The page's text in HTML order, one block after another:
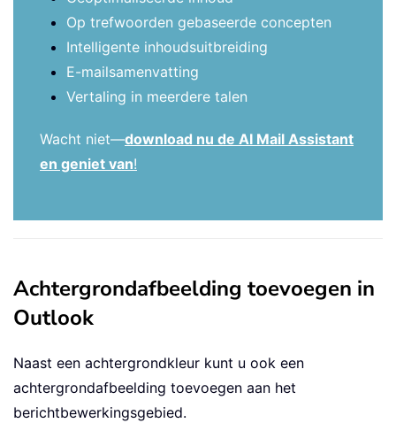
Op trefwoorden gebaseerde concepten
Intelligente inhoudsuitbreiding
E-mailsamenvatting
Vertaling in meerdere talen
Wacht niet—download nu de AI Mail Assistant
en geniet van!
Achtergrondafbeelding toevoegen in
Outlook
Naast een achtergrondkleur kunt u ook een
achtergrondafbeelding toevoegen aan het
berichtbewerkingsgebied.